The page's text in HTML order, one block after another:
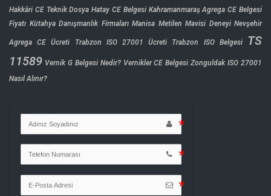
Hakkâri CE Teknik Dosya Hatay CE Belgesi Kahramanmaraş Agrega CE Belgesi
Fiyatı Kütahya Danışmanlık Firmaları Manisa Metilen Mavisi Deneyi Nevşehir
Agrega CE Ücreti Trabzon ISO 27001 Ücreti Trabzon ISO Belgesi
TS
11589 Vernik G Belgesi Nedir? Vernikler CE Belgesi Zonguldak ISO 27001
Nasıl Alınır?